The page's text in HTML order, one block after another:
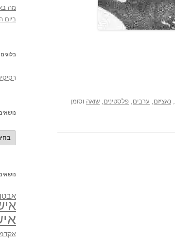
, נאציזם, ערבים, פלסטינים, שואה וסומן
מה
ביום
נושאים